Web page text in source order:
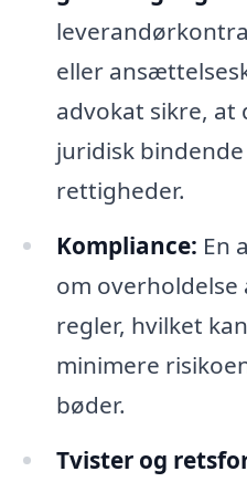
eller
advokat sikre,
juridisk
rettigheder.
Kompliance: En
om
regler, hvilket
minimere
bøder.
Tvister og